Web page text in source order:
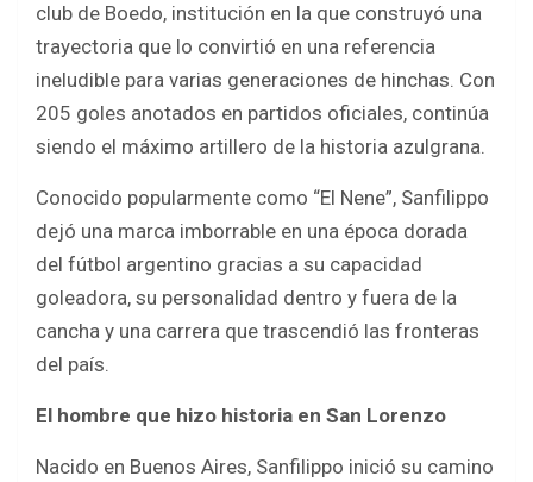
club de Boedo, institución en la que construyó una
trayectoria que lo convirtió en una referencia
ineludible para varias generaciones de hinchas. Con
205 goles anotados en partidos oficiales, continúa
siendo el máximo artillero de la historia azulgrana.
Conocido popularmente como “El Nene”, Sanfilippo
dejó una marca imborrable en una época dorada
del fútbol argentino gracias a su capacidad
goleadora, su personalidad dentro y fuera de la
cancha y una carrera que trascendió las fronteras
del país.
El hombre que hizo historia en San Lorenzo
Nacido en Buenos Aires, Sanfilippo inició su camino